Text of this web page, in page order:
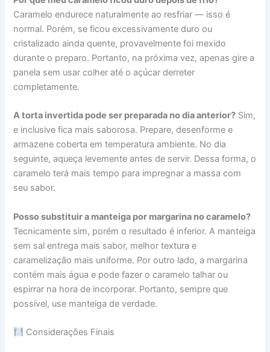
Caramelo endurece naturalmente ao resfriar — isso é
normal. Porém, se ficou excessivamente duro ou
cristalizado ainda quente, provavelmente foi mexido
durante o preparo. Portanto, na próxima vez, apenas gire a
panela sem usar colher até o açúcar derreter
completamente.
A torta invertida pode ser preparada no dia anterior? Sim,
e inclusive fica mais saborosa. Prepare, desenforme e
armazene coberta em temperatura ambiente. No dia
seguinte, aqueça levemente antes de servir. Dessa forma, o
caramelo terá mais tempo para impregnar a massa com
seu sabor.
Posso substituir a manteiga por margarina no caramelo?
Tecnicamente sim, porém o resultado é inferior. A manteiga
sem sal entrega mais sabor, melhor textura e
caramelização mais uniforme. Por outro lado, a margarina
contém mais água e pode fazer o caramelo talhar ou
espirrar na hora de incorporar. Portanto, sempre que
possível, use manteiga de verdade.
Considerações Finais